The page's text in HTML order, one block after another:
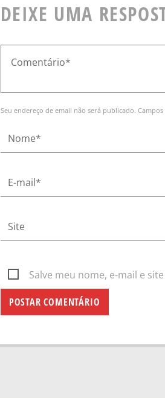
DEIXE UMA
Seu endereço de email não será publicado.
Salve meu nome, e-mail e